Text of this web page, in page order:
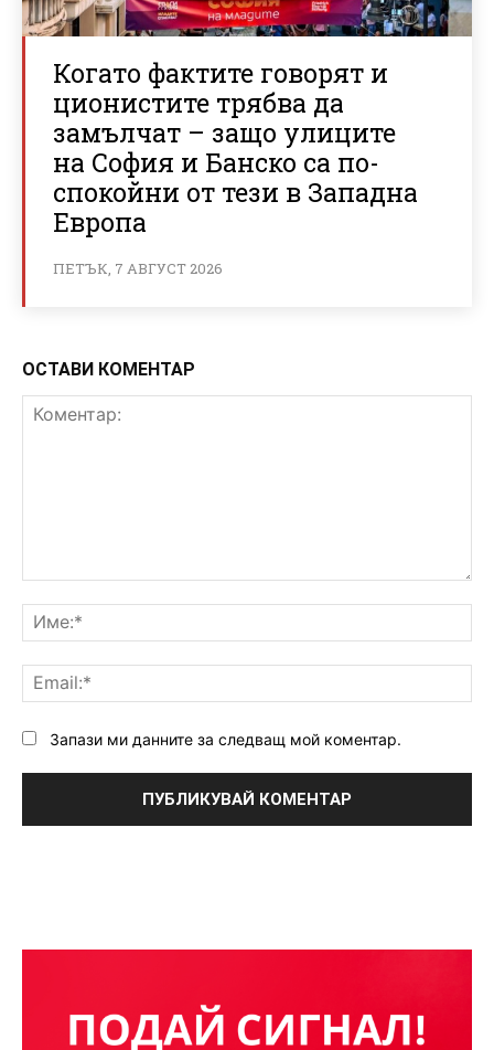
Когато фактите говорят и
ционистите трябва да
замълчат – защо улиците
на София и Банско са по-
спокойни от тези в Западна
Европа
ПЕТЪК, 7 АВГУСТ 2026
ОСТАВИ КОМЕНТАР
Запази ми данните за следващ мой коментар.